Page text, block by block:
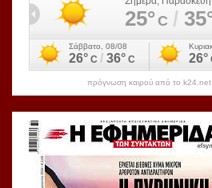
πρόγνωση καιρού από το k24.net